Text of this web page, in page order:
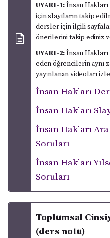
UYARI-1:İnsan
için slaytların takip
dersler için ilgili
önerilerini takip ediniz
UYARI-2:İnsan
eden öğrencilerin aynı
yayınlanan videoları
İnsan Hakları
İnsan Hakları
İnsan Hakları Ara
Soruları
İnsan Hakları
Soruları
Toplumsal
(ders notu)